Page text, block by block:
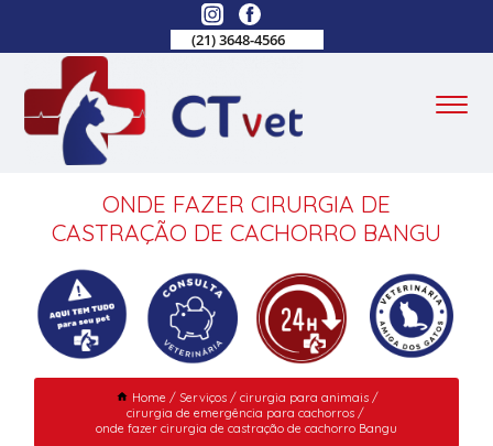
(21) 3648-4566
ONDE FAZER CIRURGIA DE
CASTRAÇÃO DE CACHORRO BANGU
Home Serviços
cirurgia para animais
cirurgia de emergência para cachorros
onde fazer cirurgia de castração de cachorro Bangu